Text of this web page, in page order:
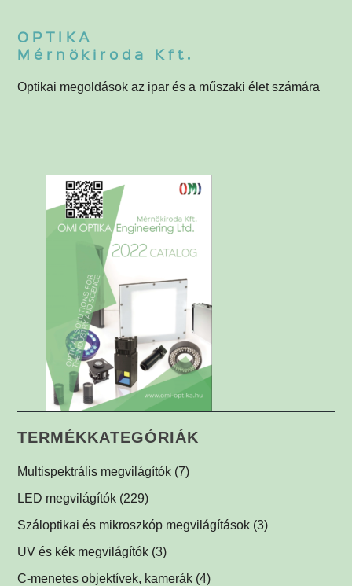
OPTIKA
Mérnökiroda Kft.
Optikai megoldások az ipar és a műszaki élet számára
TERMÉKKATEGÓRIÁK
Multispektrális megvilágítók (7)
Multispektrális dóm megvilágítók
Multispektrális háttérvilágítók
LED megvilágítók (229)
Gyűrűvilágítók
(1)
Súrlófények
Égboltvilágítók
(1)
Száloptikai és mikroszkóp megvilágítások (3)
UV és kék megvilágítók (3)
UV és kék megvilágítások fluoreszcens alkalmazáshoz
C-menetes objektívek, kamerák (4)